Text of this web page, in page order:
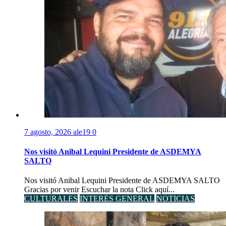
7 agosto, 2026 ale19 0
Nos visitó Anibal Lequini Presidente de ASDEMYA
SALTO
Nos visitó Anibal Lequini Presidente de ASDEMYA SALTO
Gracias por venir Escuchar la nota Click aquí...
CULTURALES INTERÉS GENERAL NOTICIAS